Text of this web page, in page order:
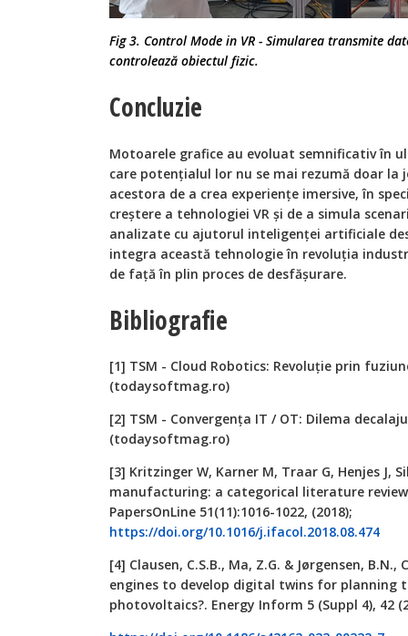
Fig 3. Control Mode in VR - Simularea transmite
controlează obiectul fizic.
Concluzie
Motoarele grafice au evoluat semnificativ în
care potențialul lor nu se mai rezumă doar la
acestora de a crea experiențe imersive, în
creștere a tehnologiei VR și de a simula
analizate cu ajutorul inteligenței artificiale
integra această tehnologie în revoluția
de față în plin proces de desfășurare.
Bibliografie
[1] TSM - Cloud Robotics: Revoluție prin
(todaysoftmag.ro)
[2] TSM - Convergența IT / OT: Dilema
(todaysoftmag.ro)
[3] Kritzinger W, Karner M, Traar G, Henjes J,
manufacturing: a categorical literature
PapersOnLine 51(11):1016-1022, (2018);
https://doi.org/10.1016/j.ifacol.2018.08.474
[4] Clausen, C.S.B., Ma, Z.G. & Jørgensen,
engines to develop digital twins for planning
photovoltaics?. Energy Inform 5 (Suppl 4), 42